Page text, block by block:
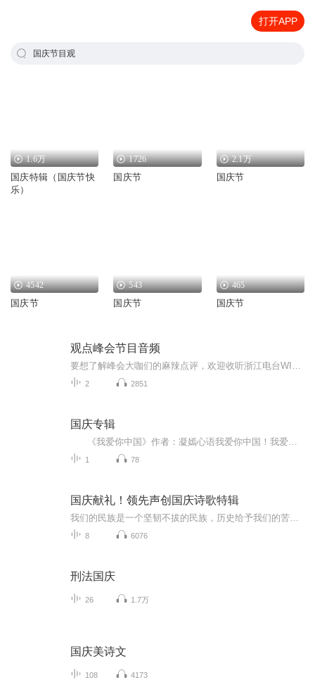
打开APP
国庆节目观
1.6万
国庆特辑（国庆节快
乐）
1726
国庆节
2.1万
国庆节
4542
国庆节
543
国庆节
465
国庆节
观点峰会节目音频
2 2851
国庆专辑
1 78
国庆献礼！领先声创国庆诗歌特辑
8 6076
刑法国庆
26 1.7万
国庆美诗文
108 4173